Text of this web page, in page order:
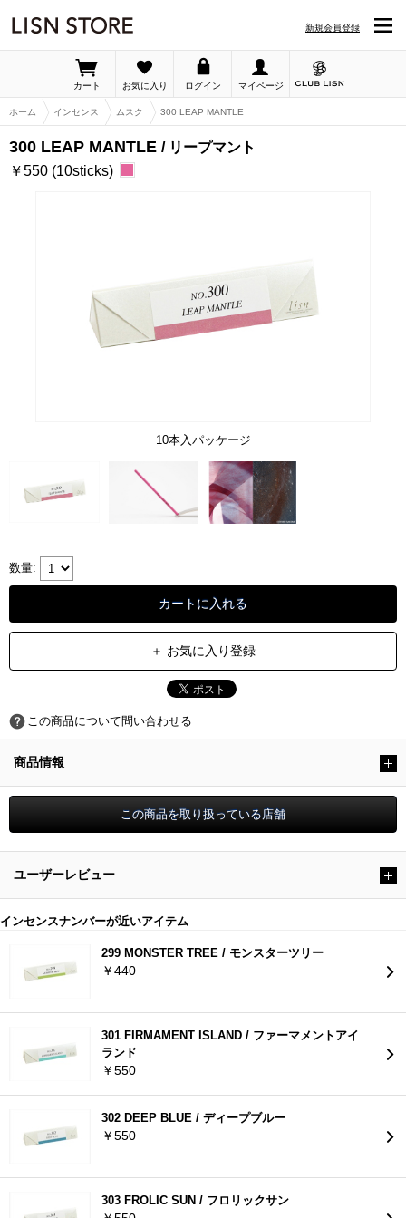
新規会員登録
カート お気に入り ログイン マイページ
ホーム インセンス ムスク 300 LEAP MANTLE
10本入パッケージ
300 LEAP MANTLE
リープマント
￥550 (10sticks)
＋ お気に入り登録
この商品について問い合わせる
商品情報
ユーザーレビュー
インセンスナンバーが近いアイテム
299 MONSTER TREE / モンスターツリー
￥440
301 FIRMAMENT ISLAND / ファーマメントアイ
ランド
￥550
302 DEEP BLUE / ディープブルー
￥550
303 FROLIC SUN / フロリックサン